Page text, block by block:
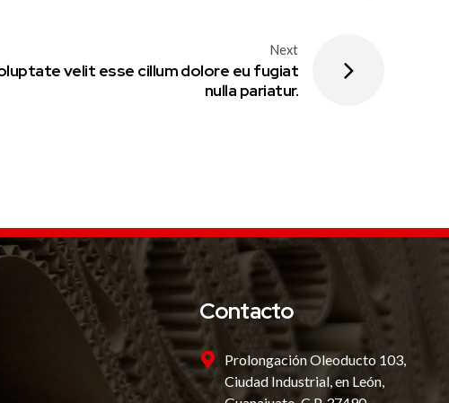
Next
velit esse cillum dolore eu fugiat
nulla pariatur.
Contacto
Prolongación Oleoducto 103,
Ciudad Industrial, en León,